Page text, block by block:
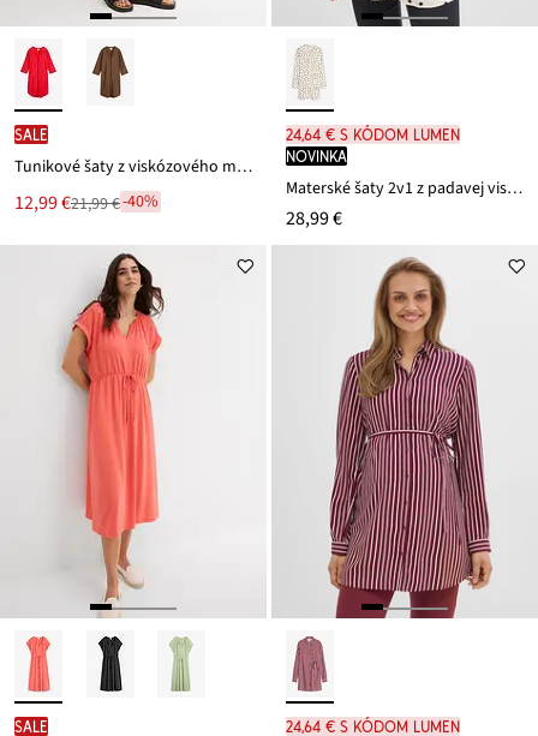
SALE
Tunikové šaty z viskózového mixu so štuktúrovaným efektom
Nová
cena
je
12,99 €
Zľava 21,99 €-40%
24,64 € s kódom LUMEN
novinka
Materské šaty 2v1 z padavej viskózy
28,99 €
SALE
24,64 € s kódom LUMEN